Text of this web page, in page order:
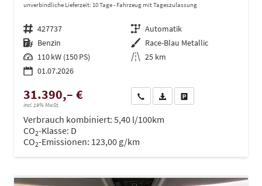
unverbindliche Lieferzeit: 10 Tage Fahrzeug mit Tageszulassung
Fahrzeugnr. 427737 Getriebe Automatik
Kraftstoff Benzin Außenfarbe Race-Blau Metallic
Leistung 110 kW (150 PS) Kilometerstand 25 km
01.07.2026
31.390,– €
incl. 19% MwSt.
Wir rufen Sie anPDF-Datei, Fahrzeugexposé
Verbrauch kombiniert: 5,40 l/100km
CO2-Klasse: D
CO2-Emissionen: 123,00 g/km